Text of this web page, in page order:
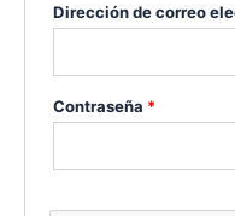
Dirección de correo
Contraseña *